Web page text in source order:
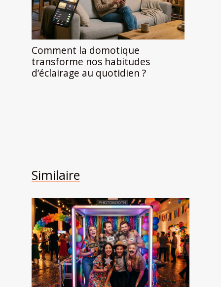
Comment la domotique
transforme nos habitudes
d’éclairage au quotidien ?
Similaire